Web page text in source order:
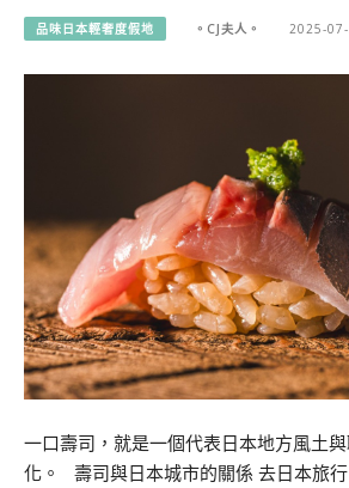
品味日本輕奢度假地 。CJ夫人。 2025-
一口壽司，就是一個代表日本地方風土
化。 壽司與日本城市的關係 去日本旅